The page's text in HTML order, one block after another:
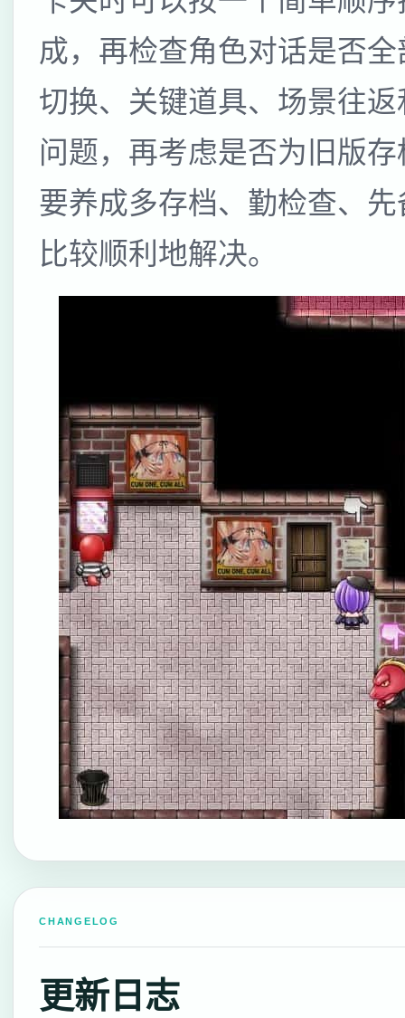
成，再检查角色对话是否
切换、关键道具、场景往
问题，再考虑是否为旧版
要养成多存档、勤检查、
比较顺利地解决。
CHANGELOG
更新日志